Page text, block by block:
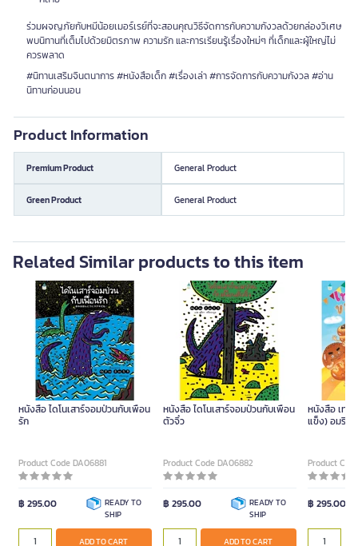
ร่วมผจญภัยกับหมีน้อยเมอร์เรย์ที่จะสอนคุณวิธีจัดการกับความกังวลด้วยกล่องวิเศษ
พบนิทานที่เต็มไปด้วยมิตรภาพ ความรัก และการเรียนรู้เรื่องใหม่ๆ ที่เด็กและผู้ใหญ่ไม่
ควรพลาด
#นิทานเสริมจินตนาการ #หนังสือเด็ก #เรื่องเล่า #การจัดการกับความกังวล #อ่าน
นิทานก่อนนอน
Product Information
Premium Product General Product
Green Product General Product
Related Similar products to this item
หนังสือ ไดโนเสาร์จอมป่วนกับเพื่อน
รัก
Product Code DA06881
฿ 295.00
READY TO
SHIP
ADD TO CART
หนังสือ ไดโนเสาร์จอมป่วนกับเพื่อน
ตัวจิ๋ว
Product Code DA06882
฿ 295.00
READY TO
SHIP
ADD TO CART
หนังสือ เทศ
แข็ง) อมริน
Product
฿ 295.00